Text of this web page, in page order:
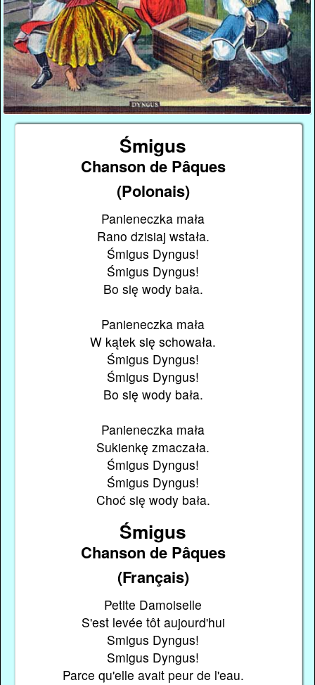
Śmigus
Chanson de Pâques
(Polonais)
Panieneczka mała
Rano dzisiaj wstała.
Śmigus Dyngus!
Śmigus Dyngus!
Bo się wody bała.
Panieneczka mała
W kątek się schowała.
Śmigus Dyngus!
Śmigus Dyngus!
Bo się wody bała.
Panieneczka mała
Sukienkę zmaczała.
Śmigus Dyngus!
Śmigus Dyngus!
Choć się wody bała.
Śmigus
Chanson de Pâques
(Français)
Petite Damoiselle
S'est levée tôt aujourd'hui
Smigus Dyngus!
Smigus Dyngus!
Parce qu'elle avait peur de l'eau.